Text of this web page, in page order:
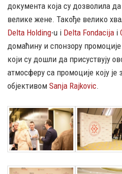
документа која су дозволила
велике жене. Такође велико
Delta Holding-u i Delta Fondacija i
домаћину и спонзору
који су дошли да присуствују
атмосферу са промоције коју је
објективом Sanja Rajkovic.